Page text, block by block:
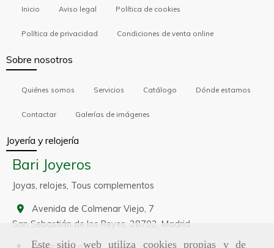
Este sitio web utiliza cookies propias y de
Inicio Aviso legal Política de cookies
Política de privacidad Condiciones de venta online
Sobre nosotros
Quiénes somos Servicios Catálogo Dónde estamos
Contactar Galerías de imágenes
Joyería y relojería
Bari Joyeros
Joyas, relojes, Tous complementos
Avenida de Colmenar Viejo, 7
San Sebastián de los Reyes, 28702, Madrid